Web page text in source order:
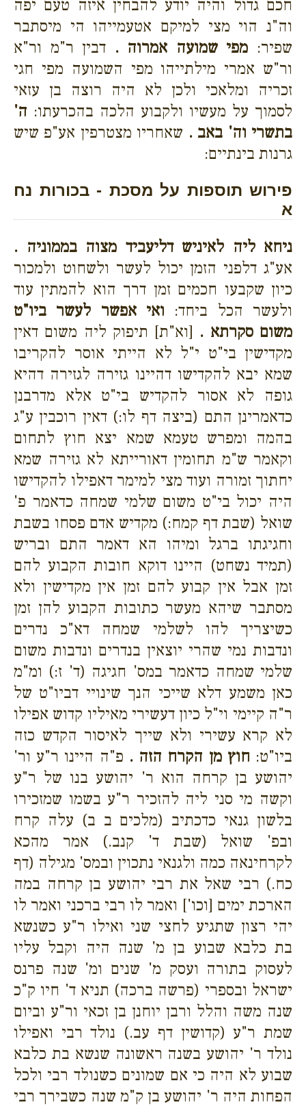
חכם גדול והיה יודע להבחין איזה טעם יפה
וה"נ הוי מצי למיקם אטעמייהו הי מיסתבר
שפיר: מפי שמועה אמרוה . דבין ר"מ ור"א
ור"ש אמרי מילתייהו מפי השמועה מפי חגי
זכריה ומלאכי ולכן לא היה רוצה בן עזאי
לסמוך על מעשיו ולקבוע הלכה בהכרעתו: ה'
בתשרי וה' באב . שאחריו מצטרפין אע"פ שיש
גרנות בינתיים:
פירוש תוספות על מסכת - בכורות נח
א
ניחא ליה לאיניש דליעביד מצוה בממוניה .
אע"ג דלפני הזמן יכול לעשר ולשחוט ולמכור
כיון שקבעו חכמים זמן דרך הוא להמתין עוד
ולעשר הכל ביחד: ואי אפשר לעשר ביו"ט
משום סקרתא . [וא"ת] תיפוק ליה משום דאין
מקדישין בי"ט י"ל לא הייתי אוסר להקריבו
שמא יבא להקדישו דהיינו גזירה לגזירה דהיא
גופה לא אסור להקדיש בי"ט אלא מדרבנן
כדאמרינן התם (ביצה דף לו:) דאין רוכבין ע"ג
בהמה ומפרש טעמא שמא יצא חוץ לתחום
וקאמר ש"מ תחומין דאורייתא לא גזירה שמא
יחתוך זמורה ועוד מצי למימר דאפילו להקדישו
היה יכול בי"ט משום שלמי שמחה כדאמר פ'
שואל (שבת דף קמח:) מקדיש אדם פסחו בשבת
וחגיגתו ברגל ומיהו הא דאמר התם ובריש
(תמיד נשחט) היינו דוקא חובות הקבוע להם
זמן אבל אין קבוע להם זמן אין מקדישין ולא
מסתבר שיהא מעשר כתובות הקבוע להן זמן
כשיצריך להו לשלמי שמחה דא"כ נדרים
ונדבות נמי שהרי יוצאין בנדרים ונדבות משום
שלמי שמחה כדאמר במס' חגיגה (ד' ז:) ומ"מ
כאן משמע דלא שייכי הנך שינויי דביו"ט של
ר"ה קיימי וי"ל כיון דעשירי מאיליו קדוש אפילו
לא קרא עשירי ולא שייך לאיסור הקדש כזה
ביו"ט: חוץ מן הקרח הזה . פ"ה היינו ר"ע ור'
יהושע בן קרחה הוא ר' יהושע בנו של ר"ע
וקשה מי סני ליה להזכיר ר"ע בשמו שמזכירו
בלשון גנאי כדכתיב (מלכים ב ב) עלה קרח
ובפ' שואל (שבת ד' קנב.) אמר מהכא
לקרחינאה כמה ולגנאי נתכוין ובמס' מגילה (דף
כח.) רבי שאל את רבי יהושע בן קרחה במה
הארכת ימים [וכו'] ואמר לו רבי ברכני ואמר לו
יהי רצון שתגיע לחצי שני ואילו ר"ע כשנשא
בת כלבא שבוע בן מ' שנה היה וקבל עליו
לעסוק בתורה ועסק מ' שנים ומ' שנה פרנס
ישראל ובספרי (פרשה ברכה) תניא ד' חיו ק"כ
שנה משה והלל ורבן יוחנן בן זכאי ור"ע וביום
שמת ר"ע (קדושין דף עב.) נולד רבי ואפילו
נולד ר' יהושע בשנה ראשונה שנשא בת כלבא
שבוע לא היה כי אם שמונים כשנולד רבי ולכל
הפחות היה ר' יהושע בן ק"מ שנה כשבירך רבי